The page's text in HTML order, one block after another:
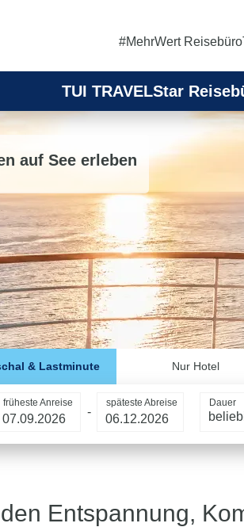
#MehrWert Reisebüro
TUI TRAVELStar
auf See erleben
& Lastminute Nur Hotel
früheste Anreise
-
späteste Abreise Dauer
Entspannung,